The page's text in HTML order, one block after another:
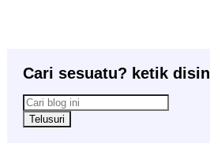
Cari sesuatu? ketik